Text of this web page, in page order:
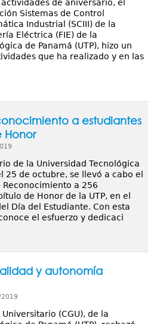
de aniversario, el
Sistemas de Control
Industrial (SCIII) de la
Eléctrica (FIE) de la
de Panamá (UTP), hizo un
que ha realizado y en las
a estudiantes
Honor
de la Universidad Tecnológica
25 de octubre, se llevó a cabo el
a 256
de Honor de la UTP, en el
Día del Estudiante. Con esta
el esfuerzo y dedicaci
y autonomía
(CGU), de la